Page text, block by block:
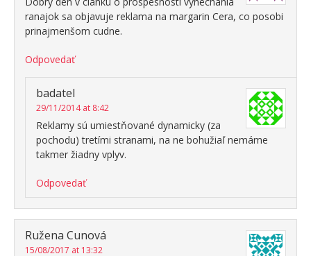
ranajok sa objavuje reklama na margarin Cera, co posobi
prinajmenšom cudne.
Odpovedať
badatel
29/11/2014 at 8:42
Reklamy sú umiestňované dynamicky (za
pochodu) tretími stranami, na ne bohužiaľ nemáme
takmer žiadny vplyv.
Odpovedať
Ružena Cunová
15/08/2017 at 13:32